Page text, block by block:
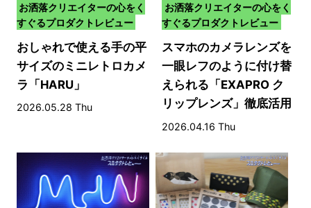
お洒落クリエイターの心をく
すぐるプロダクトレビュー
おしゃれで使える手の平
サイズのミニレトロカメ
ラ「HARU」
2026.05.28 Thu
お洒落クリエイターの心をく
すぐるプロダクトレビュー
スマホのカメラレンズを
一眼レフのように付け替
えられる「EXAPRO ク
リップレンズ」徹底活用
術！
2026.04.16 Thu